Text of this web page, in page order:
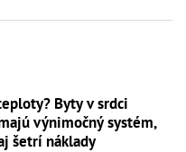
Byty v srdci
výnimočný systém,
šetrí náklady